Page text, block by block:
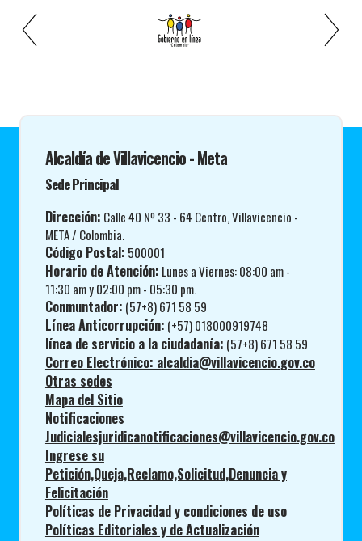
Alcaldía de Villavicencio - Meta
Sede Principal
Dirección: Calle 40 Nº 33 - 64 Centro, Villavicencio -
META / Colombia.
Código Postal: 500001
Horario de Atención: Lunes a Viernes: 08:00 am -
11:30 am y 02:00 pm - 05:30 pm.
Conmuntador: (57+8) 671 58 59
Línea Anticorrupción: (+57) 018000919748
línea de servicio a la ciudadanía: (57+8) 671 58 59
Correo Electrónico: alcaldia@villavicencio.gov.co
Otras sedes
Mapa del Sitio
Notificaciones
Judicialesjuridicanotificaciones@villavicencio.gov.co
Ingrese su
Petición,Queja,Reclamo,Solicitud,Denuncia y
Felicitación
Políticas de Privacidad y condiciones de uso
Políticas Editoriales y de Actualización